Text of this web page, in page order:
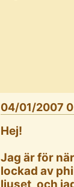
04/01/2007
Hej!
Jag är för
lockad av